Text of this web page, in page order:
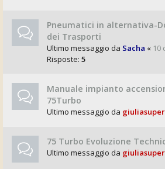
Pneumatici in alternativa-
dei Trasporti
Ultimo messaggio da Sacha « 10
Risposte: 5
Manuale impianto
75Turbo
Ultimo messaggio da
75 Turbo Evoluzione
Ultimo messaggio da